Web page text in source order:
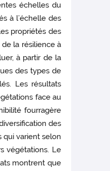
échelles du
à l’échelle des
propriétés des
la résilience à
à partir de la
des types de
Les résultats
face au
fourragère
des
qui varient selon
végétations. Le
montrent que